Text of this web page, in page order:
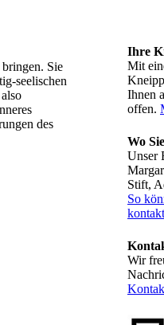
Sie
seelischen
des
Ihre
Mit
Ihnen
offen.
Wo
Unser
Stift,
So
Wir